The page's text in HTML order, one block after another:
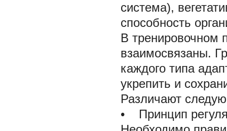
система),
способность
В тренировочном
взаимосвязаны.
каждого типа
укрепить и
Различают
• Принцип